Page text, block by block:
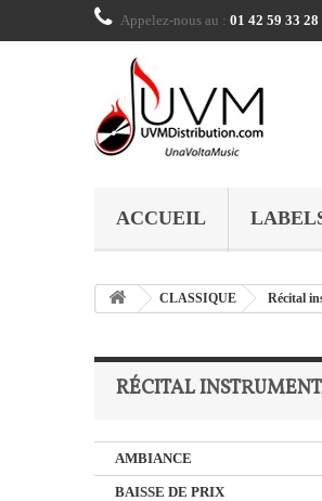
Appelez-nous au : 01 42 59 33 28
ACCUEIL
CLASSIQUE Récital
RÉCITAL
AMBIANCE
BAISSE DE PRIX